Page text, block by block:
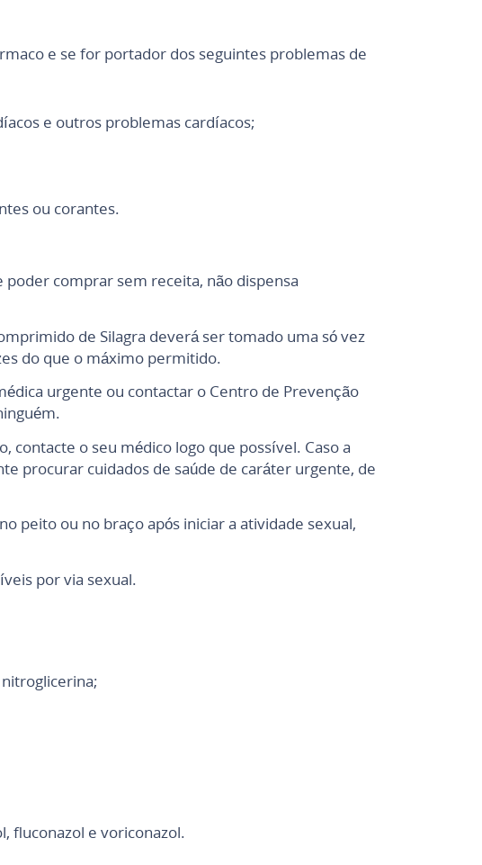
e se for portador dos seguintes problemas de
e outros problemas cardíacos;
ou corantes.
comprar sem receita, não dispensa
de Silagra deverá ser tomado uma só vez
do que o máximo permitido.
urgente ou contactar o Centro de Prevenção
contacte o seu médico logo que possível. Caso a
procurar cuidados de saúde de caráter urgente, de
peito ou no braço após iniciar a atividade sexual,
por via sexual.
fluconazol e voriconazol.